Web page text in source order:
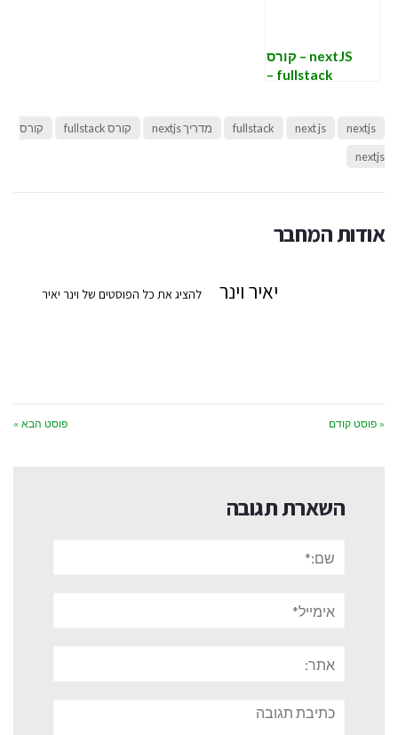
nextJS – קורס
fullstack –
fullstack next js nextjs מדריך nextjs קורס fullstack
קורס
nextjs
אודות המחבר
יאיר וינר להציג את כל הפוסטים של וינר יאיר
« פוסט קודם פוסט הבא »
השארת תגובה
תגובה